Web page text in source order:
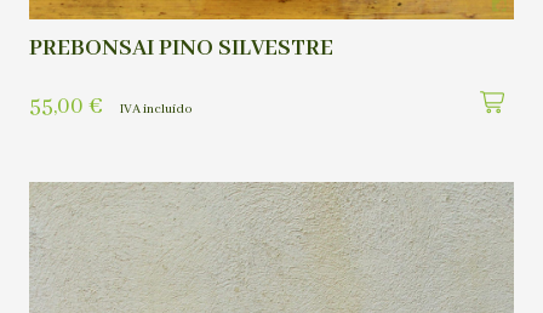
PREBONSAI PINO SILVESTRE
55,00 € IVA incluído